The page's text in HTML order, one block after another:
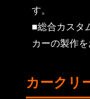
す。
■総合カスタ
カーの製作を
カークリ